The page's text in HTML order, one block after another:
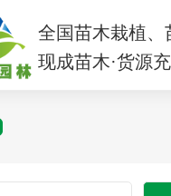
全国苗木栽植
现成苗木·货源